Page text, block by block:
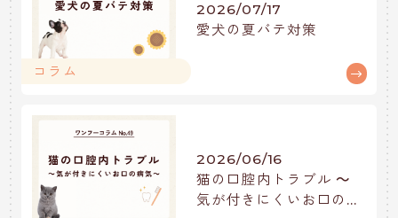
コラム
2026/07/17
愛犬の夏バテ対策
2026/06/16
猫の口腔内トラブル ～
気が付きにくいお口の病